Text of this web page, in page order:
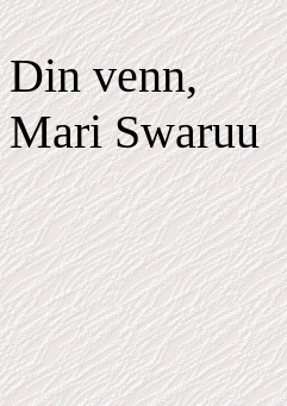
Din venn,
Mari Swaruu